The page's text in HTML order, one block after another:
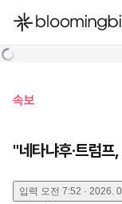
한국어
속보
"네타냐후·트럼프
입력 오전 7:52 · 2026.